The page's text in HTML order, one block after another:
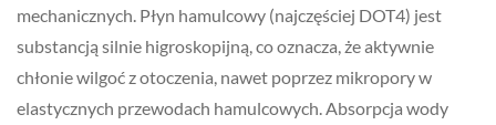
mechanicznych. Płyn hamulcowy (najczęściej DOT4) jest
substancją silnie higroskopijną, co oznacza, że aktywnie
chłonie wilgoć z otoczenia, nawet poprzez mikropory w
elastycznych przewodach hamulcowych. Absorpcja wody